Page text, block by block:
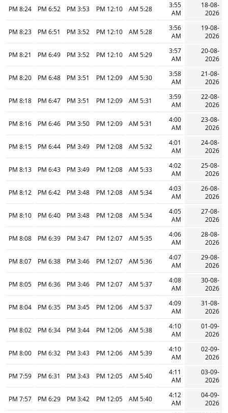
18-08-
2026
3:55
AM
5:28 AM
12:10 PM
3:53 PM
6:52 PM
8:24 PM
19-08-
2026
3:56
AM
5:28 AM
12:10 PM
3:52 PM
6:51 PM
8:23 PM
20-08-
2026
3:57
AM
5:29 AM
12:10 PM
3:52 PM
6:49 PM
8:21 PM
21-08-
2026
3:58
AM
5:30 AM
12:09 PM
3:51 PM
6:48 PM
8:20 PM
22-08-
2026
3:59
AM
5:31 AM
12:09 PM
3:51 PM
6:47 PM
8:18 PM
23-08-
2026
4:00
AM
5:31 AM
12:09 PM
3:50 PM
6:46 PM
8:16 PM
24-08-
2026
4:01
AM
5:32 AM
12:08 PM
3:49 PM
6:44 PM
8:15 PM
25-08-
2026
4:02
AM
5:33 AM
12:08 PM
3:49 PM
6:43 PM
8:13 PM
26-08-
2026
4:03
AM
5:34 AM
12:08 PM
3:48 PM
6:42 PM
8:12 PM
27-08-
2026
4:05
AM
5:34 AM
12:08 PM
3:48 PM
6:40 PM
8:10 PM
28-08-
2026
4:06
AM
5:35 AM
12:07 PM
3:47 PM
6:39 PM
8:08 PM
29-08-
2026
4:07
AM
5:36 AM
12:07 PM
3:46 PM
6:38 PM
8:07 PM
30-08-
2026
4:08
AM
5:37 AM
12:07 PM
3:46 PM
6:36 PM
8:05 PM
31-08-
2026
4:09
AM
5:37 AM
12:06 PM
3:45 PM
6:35 PM
8:04 PM
01-09-
2026
4:10
AM
5:38 AM
12:06 PM
3:44 PM
6:34 PM
8:02 PM
02-09-
2026
4:10
AM
5:39 AM
12:06 PM
3:43 PM
6:32 PM
8:00 PM
03-09-
2026
4:11
AM
5:40 AM
12:05 PM
3:43 PM
6:31 PM
7:59 PM
04-09-
2026
4:12
AM
5:40 AM
12:05 PM
3:42 PM
6:29 PM
7:57 PM